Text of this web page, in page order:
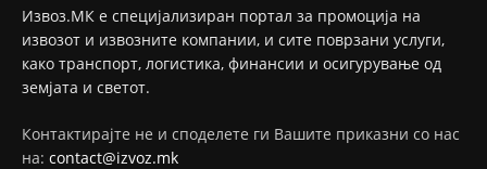
Извоз.МК е специјализиран портал за промоција на
извозот и извозните компании, и сите поврзани услуги,
како транспорт, логистика, финансии и осигурување од
земјата и светот.
Контактирајте не и споделете ги Вашите приказни со нас
на: contact@izvoz.mk